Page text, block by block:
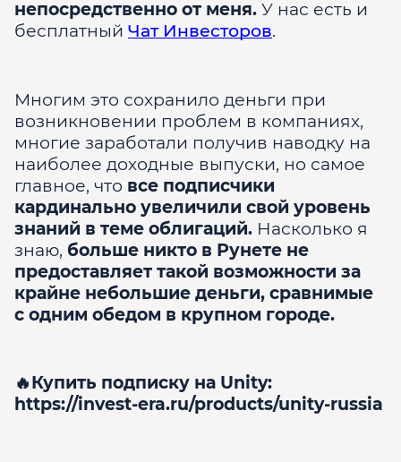
непосредственно от меня. У нас есть и
бесплатный Чат Инвесторов.
Многим это сохранило деньги при
возникновении проблем в компаниях,
многие заработали получив наводку на
наиболее доходные выпуски, но самое
главное, что все подписчики
кардинально увеличили свой уровень
знаний в теме облигаций. Насколько я
знаю, больше никто в Рунете не
предоставляет такой возможности за
крайне небольшие деньги, сравнимые
с одним обедом в крупном городе.
🔥Купить подписку на Unity:
https://invest-era.ru/products/unity-russia